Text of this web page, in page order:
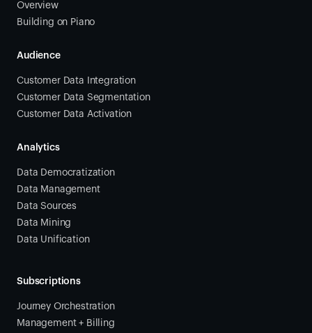
Overview
Building on Piano
Audience
Customer Data Integration
Customer Data Segmentation
Customer Data Activation
Analytics
Data Democratization
Data Management
Data Sources
Data Mining
Data Unification
Subscriptions
Journey Orchestration
Management + Billing